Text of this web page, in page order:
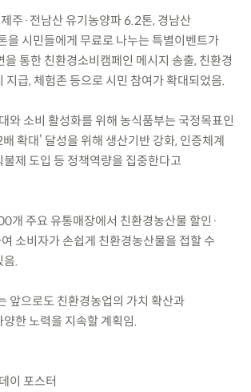
주·전남산 유기농양파 6.2톤, 경남산
을 시민들에게 무료로 나누는 특별이벤트가
을 통한 친환경소비캠페인 메시지 송출, 친환경
지급, 체험존 등으로 시민 참여가 확대되었음.
와 소비 활성화를 위해 농식품부는 국정목표인
확대’ 달성을 위해 생산기반 강화, 인증체계
제 도입 등 정책역량을 집중한다고
개 주요 유통매장에서 친환경농산물 할인·
소비자가 손쉽게 친환경농산물을 접할 수
음.
앞으로도 친환경농업의 가치 확산과
한 노력을 지속할 계획임.
이 포스터